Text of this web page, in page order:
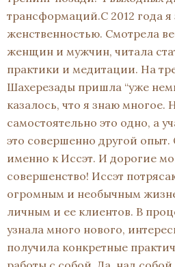
трансформаций.С 2012 года
женственностью. Смотрела
женщин и мужчин, читала
практики и медитации. На
Шахерезады пришла “уже
казалось, что я знаю многое.
самостоятельно это одно, а
это совершенно другой опыт.
именно к Иссэт. И дорогие
совершенство! Иссэт
огромным и необычным
личным и ее клиентов. В
узнала много нового,
получила конкретные